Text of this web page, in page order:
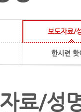
보도자료/
한시련 핫
료/성